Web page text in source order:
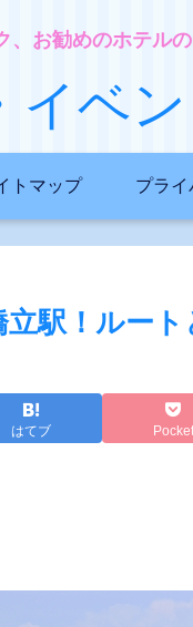
、お勧めのホテル
イベ
トマップ プライ
駅！ルー
はてブ Pocket